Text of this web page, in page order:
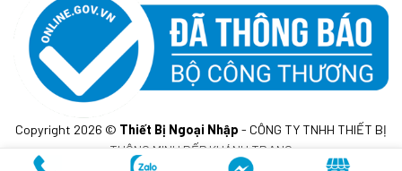
Copyright 2026 © Thiết Bị Ngoại Nhập - CÔNG TY TNHH THIẾT BỊ
THÔNG MINH BẾP KHÁNH TRANG